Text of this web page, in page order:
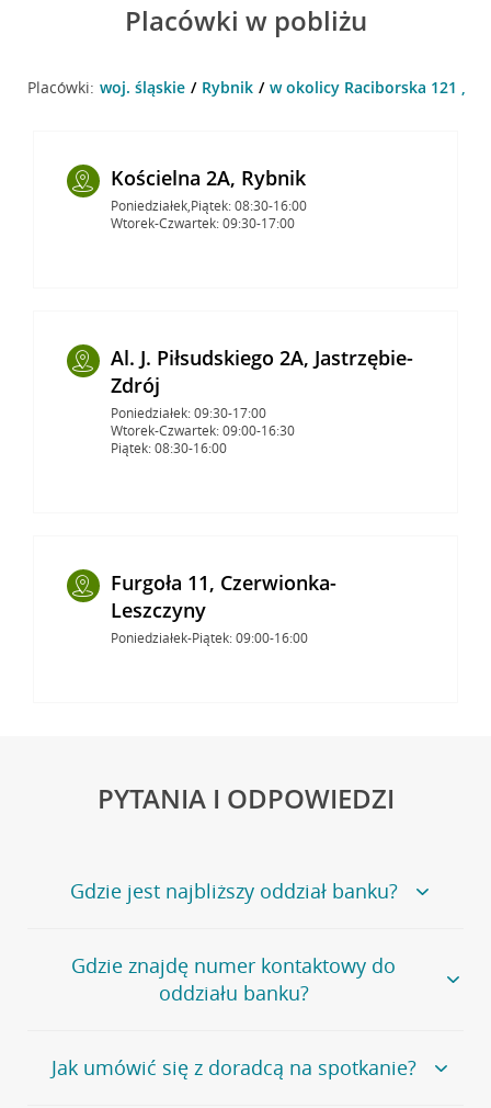
Placówki w pobliżu
Placówki: woj. śląskie Rybnik w okolicy Raciborska 121 ,
Kościelna 2A, Rybnik
Poniedziałek,Piątek: 08:30-16:00
Wtorek-Czwartek: 09:30-17:00
Al. J. Piłsudskiego 2A, Jastrzębie-
Zdrój
Poniedziałek: 09:30-17:00
Wtorek-Czwartek: 09:00-16:30
Piątek: 08:30-16:00
Furgoła 11, Czerwionka-
Leszczyny
Poniedziałek-Piątek: 09:00-16:00
PYTANIA I ODPOWIEDZI
Gdzie jest najbliższy oddział banku?
Jeśli szukasz oddziału naszego banku, zapraszamy na
stronęPlacówki i bankomaty, na której znajduje się
wygodna wyszukiwarka.
oddziałów
Gdzie znajdę numer kontaktowy do
oddziału banku?
Bank Credit Agricole nie udostępnia ogólnego numeru
telefonu do placówki bankowej.
Jak umówić się z doradcą na spotkanie?